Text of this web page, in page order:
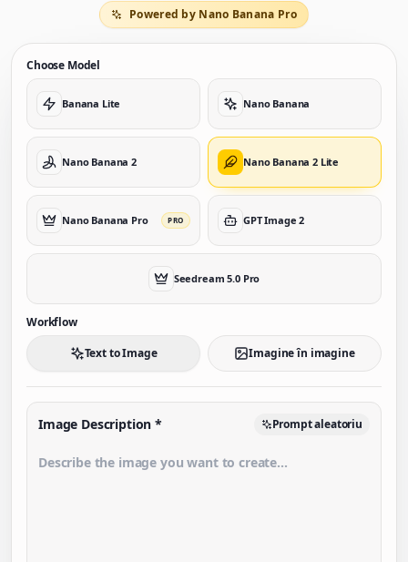
Powered by Nano Banana Pro
Choose Model
Banana Lite Nano Banana
Nano Banana 2 Nano Banana 2 Lite
Nano Banana Pro PRO GPT Image 2
Seedream 5.0 Pro
Workflow
Text to Image
Imagine în imagine
Image Description * Prompt aleatoriu